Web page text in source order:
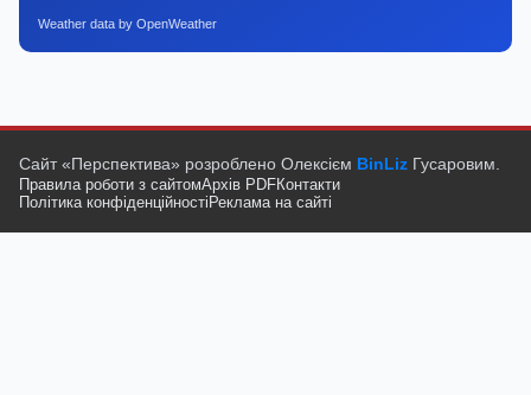
Weather data by OpenWeather
Сайт «Перспектива» розроблено Олексієм BinLiz Гусаровим.
Правила роботи з сайтомАрхів PDFКонтакти
Політика конфіденційності Реклама на сайті